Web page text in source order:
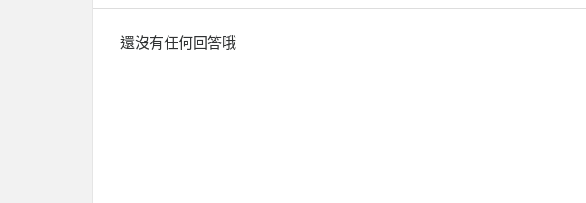
還沒有任何回答哦